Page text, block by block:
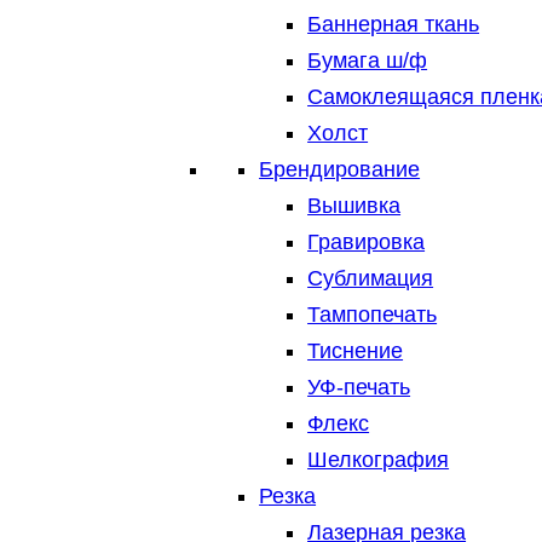
Баннерная ткань
Бумага ш/ф
Самоклеящаяся
Холст
Брендирование
Вышивка
Гравировка
Сублимация
Тампопечать
Тиснение
УФ-печать
Флекс
Шелкография
Резка
Лазерная резка